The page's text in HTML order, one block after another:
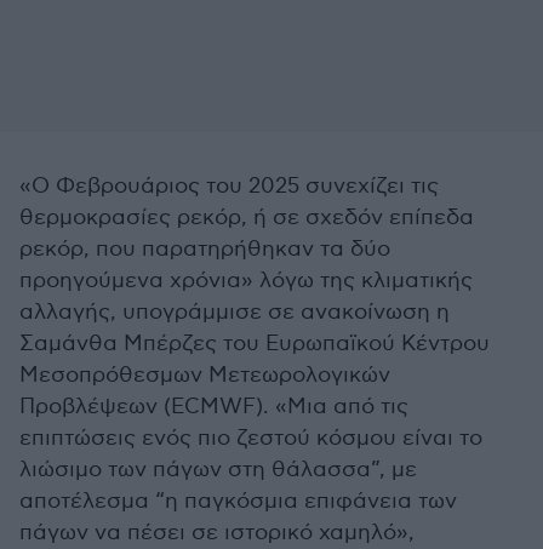
«Ο Φεβρουάριος του 2025 συνεχίζει τις
θερμοκρασίες ρεκόρ, ή σε σχεδόν επίπεδα
ρεκόρ, που παρατηρήθηκαν τα δύο
προηγούμενα χρόνια» λόγω της κλιματικής
αλλαγής, υπογράμμισε σε ανακοίνωση η
Σαμάνθα Μπέρζες του Ευρωπαϊκού Κέντρου
Μεσοπρόθεσμων Μετεωρολογικών
Προβλέψεων (ECMWF). «Μια από τις
επιπτώσεις ενός πιο ζεστού κόσμου είναι το
λιώσιμο των πάγων στη θάλασσα”, με
αποτέλεσμα “η παγκόσμια επιφάνεια των
πάγων να πέσει σε ιστορικό χαμηλό»,